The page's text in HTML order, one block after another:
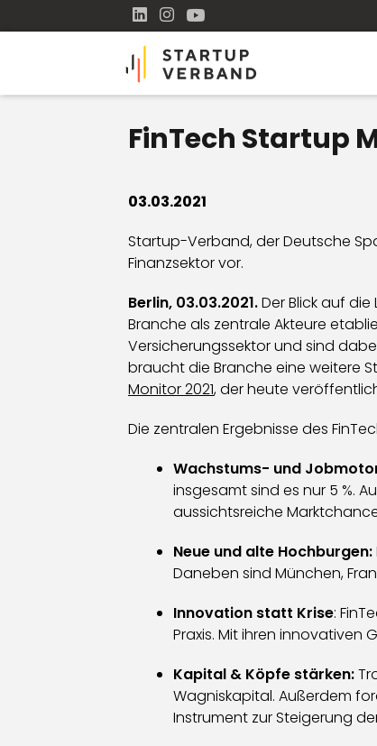
FinTech Startup
03.03.2021
Startup-Verband, der Deutsche
Finanzsektor vor.
Berlin, 03.03.2021.Der Blick auf
Branche als zentrale Akteure
Versicherungssektor und sind
braucht die Branche eine weitere
Monitor 2021, der heute
Die zentralen Ergebnisse des
Wachstums- und
insgesamt sind es nur 5 %.
aussichtsreiche
Neue und alte Hochburgen:
Daneben sind München,
Innovation statt Krise:
Praxis. Mit ihren innovativen
Kapital & Köpfe stärken:
Wagniskapital. Außerdem
Instrument zur Steigerung